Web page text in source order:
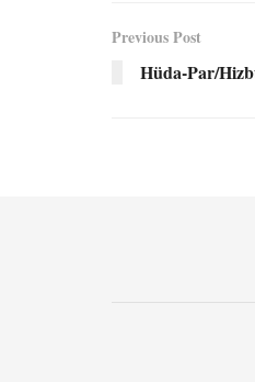
Previous Post
Hüda-Par/